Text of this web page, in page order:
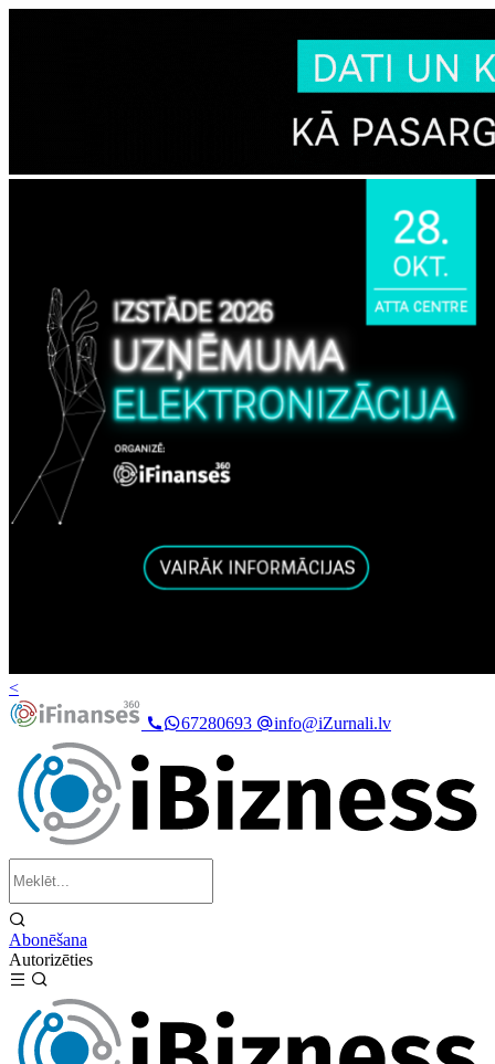
<
67280693
info@iZurnali.lv
Abonēšana
Autorizēties